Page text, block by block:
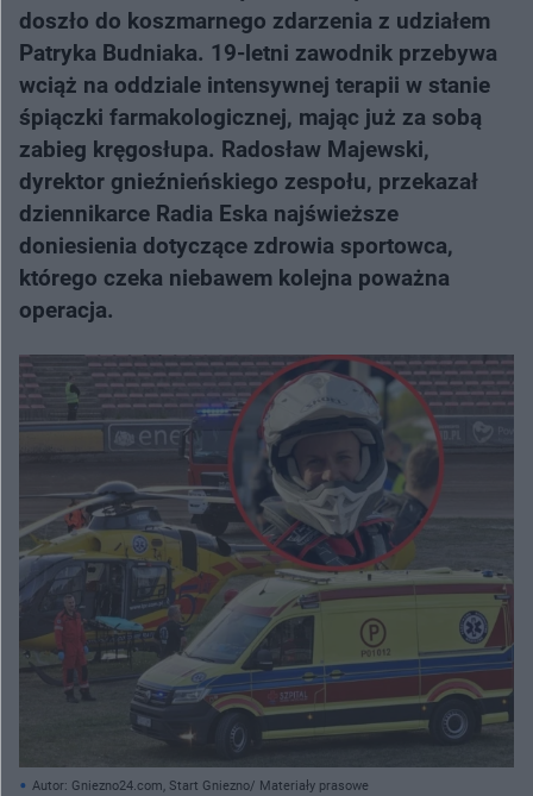
doszło do koszmarnego zdarzenia z udziałem
Patryka Budniaka. 19-letni zawodnik przebywa
wciąż na oddziale intensywnej terapii w stanie
śpiączki farmakologicznej, mając już za sobą
zabieg kręgosłupa. Radosław Majewski,
dyrektor gnieźnieńskiego zespołu, przekazał
dziennikarce Radia Eska najświeższe
doniesienia dotyczące zdrowia sportowca,
którego czeka niebawem kolejna poważna
operacja.
Autor: Gniezno24.com, Start Gniezno/ Materiały prasowe